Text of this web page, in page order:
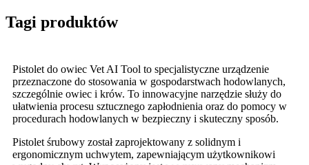
Tagi produktów
Pistolet do owiec Vet AI Tool to specjalistyczne urządzenie
przeznaczone do stosowania w gospodarstwach hodowlanych,
szczególnie owiec i krów. To innowacyjne narzędzie służy do
ułatwienia procesu sztucznego zapłodnienia oraz do pomocy w
procedurach hodowlanych w bezpieczny i skuteczny sposób.
Pistolet śrubowy został zaprojektowany z solidnym i
ergonomicznym uchwytem, ​​zapewniającym użytkownikowi